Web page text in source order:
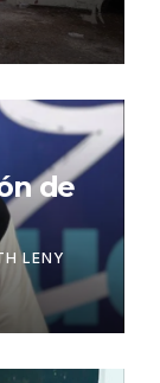
de
LENY